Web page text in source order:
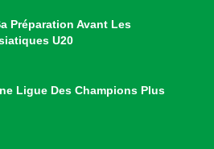
Préparation Avant Les
U20
Ligue Des Champions Plus